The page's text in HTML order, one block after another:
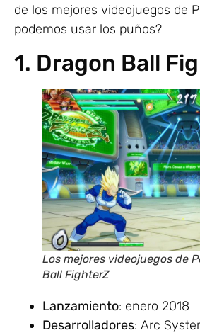
de los mejores videojuegos de
podemos usar los puños?
1. Dragon Ball
Los mejores videojuegos de
Ball FighterZ
Lanzamiento: enero 2018
Desarrolladores: Arc